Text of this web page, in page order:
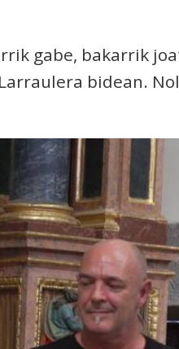
gabe, bakarrik
bidean.